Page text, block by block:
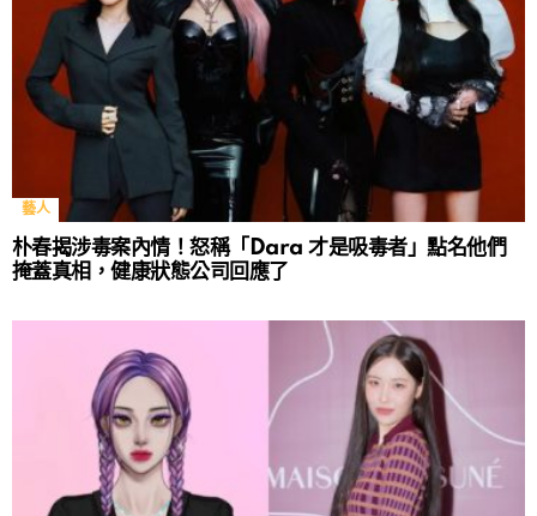
藝人
朴春揭涉毒案內情！怒稱「Dara 才是吸毒者」點名他們
掩蓋真相，健康狀態公司回應了